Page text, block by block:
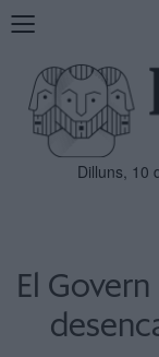
Mostra
navegació
Dilluns, 10
El